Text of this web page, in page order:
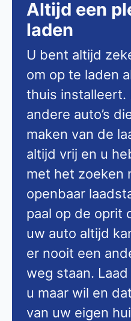
Altijd een
laden
U bent altijd
om op te laden
thuis installeert.
andere auto’s
maken van de
altijd vrij en u
met het zoeken
openbaar
paal op de oprit
uw auto altijd
er nooit een
weg staan.
u maar wil en
van uw eigen